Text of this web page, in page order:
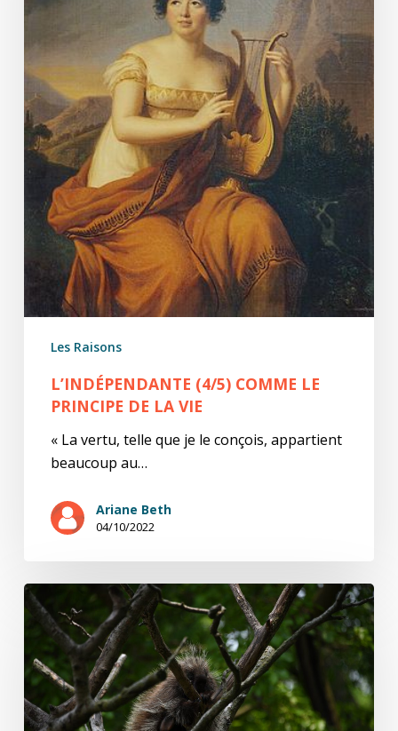
la
vie
Les Raisons
L’INDÉPENDANTE (4/5) COMME LE
PRINCIPE DE LA VIE
« La vertu, telle que je le conçois, appartient
beaucoup au…
Ariane Beth
04/10/2022
Arthur
(15/15)
Pas
son
genre